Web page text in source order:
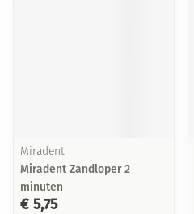
Miradent
Miradent Zandloper 2
minuten
€ 5,75